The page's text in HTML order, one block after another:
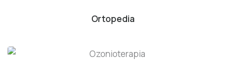
Ortopedia